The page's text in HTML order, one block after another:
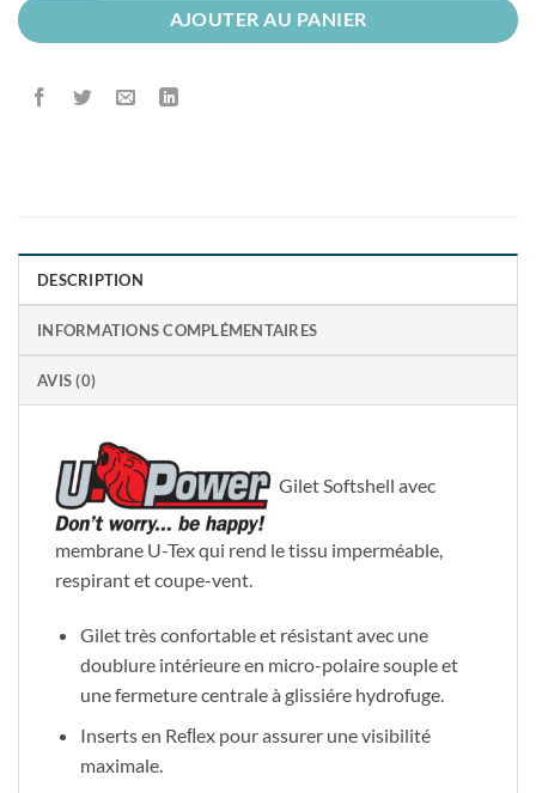
AJOUTER AU PANIER
DESCRIPTION
INFORMATIONS COMPLÉMENTAIRES
AVIS (0)
Gilet Softshell avec
membrane U-Tex qui rend le tissu imperméable,
respirant et coupe-vent.
Gilet très confortable et résistant avec une
doublure intérieure en micro-polaire souple et
une fermeture centrale à glissiére hydrofuge.
Inserts en Reﬂex pour assurer une visibilité
maximale.